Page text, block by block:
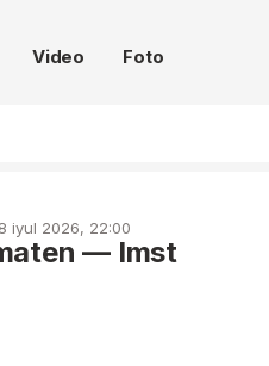
Video Foto
8 iyul 2026, 22:00
— Imst